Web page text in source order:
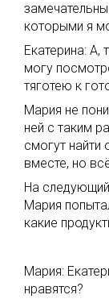
которыми я
Екатерина: А,
могу
тяготею к
Мария не
ней с таким
смогут найти
вместе, но
На следующий
Мария
какие
Мария:
нравятся?